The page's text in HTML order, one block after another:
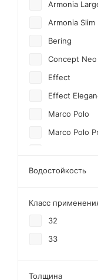
Armonia
Armonia Slim
Bering
Concept Neo
Effect
Effect
Marco Polo
Marco Polo
Floorpan Prime
Водостойкость
Класс
32
33
Толщина